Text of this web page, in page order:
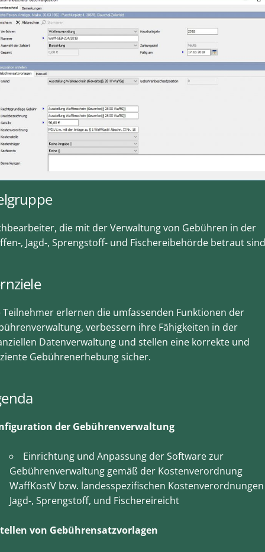
die mit der Verwaltung von Gebühren in der
, Jagd-, Sprengstoff- und Fischereibehörde betraut
Teilnehmer erlernen die umfassenden Funktionen der
verbessern ihre Fähigkeiten in der
Datenverwaltung und stellen eine korrekte und
Gebührenerhebung sicher.
der Gebührenverwaltung
Einrichtung und Anpassung der Software zur
Gebührenverwaltung gemäß der Kostenverordnung
WaffKostV bzw. landesspezifischen
Jagd-, Sprengstoff, und Fischereireicht
von Gebührensatzvorlagen